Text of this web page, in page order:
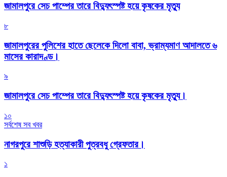
জামালপুরে সেচ পাম্পের তারে বিদ্যুৎস্পষ্ট হয়ে কৃষকের মৃত্যু
৮
জামালপুরের পুলিশের হাতে ছেলেকে দিলো বাবা, ভ্রাম্যমাণ আদালতে ৬
মাসের কারাদণ্ড।
৯
জামালপুরে সেচ পাম্পের তারে বিদ্যুৎস্পষ্ট হয়ে কৃষকের মৃত্যু।
১০
সর্বশেষ সব খবর
নাগরপুরে শাশুড়ি হত্যাকারী পুত্রবধু গ্রেফতার।
১